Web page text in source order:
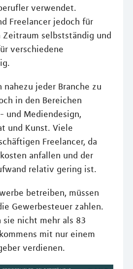
verwendet.
Freelancer jedoch für
selbstständig und
verschiedene
nahezu jeder Branche zu
in den Bereichen
und Mediendesign,
und Kunst. Viele
Freelancer, da
anfallen und der
relativ gering ist.
betreiben, müssen
Gewerbesteuer zahlen.
nicht mehr als 83
mit nur einem
verdienen.